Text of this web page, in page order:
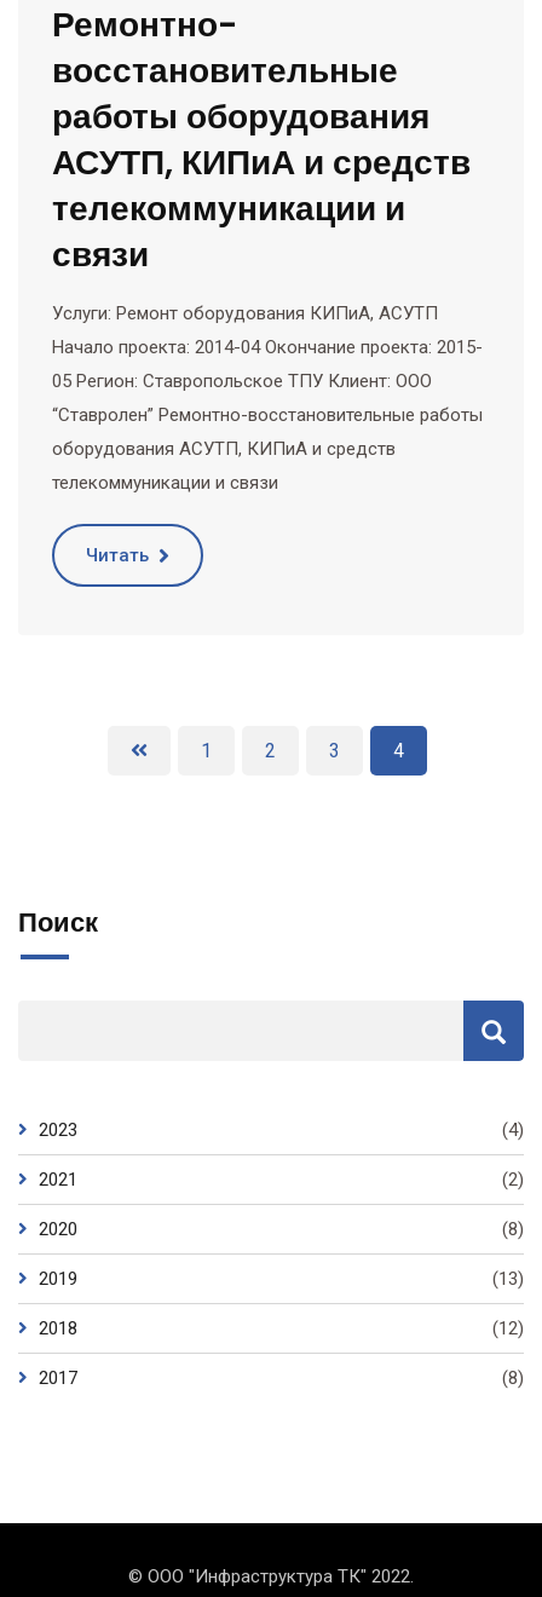
Ремонтно-
восстановительные
работы оборудования
АСУТП, КИПиА и средств
телекоммуникации и
связи
Услуги: Ремонт оборудования КИПиА, АСУТП
Начало проекта: 2014-04 Окончание проекта: 2015-
05 Регион: Ставропольское ТПУ Клиент: ООО
“Ставролен” Ремонтно-восстановительные работы
оборудования АСУТП, КИПиА и средств
телекоммуникации и связи
Читать
1 2 3 4
Поиск
2023 (4)
2021 (2)
2020 (8)
2019 (13)
2018 (12)
2017 (8)
© ООО "Инфраструктура ТК" 2022.